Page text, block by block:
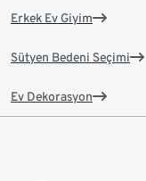
Erkek Ev Giyim
Sütyen Bedeni Seçimi
Ev Dekorasyon